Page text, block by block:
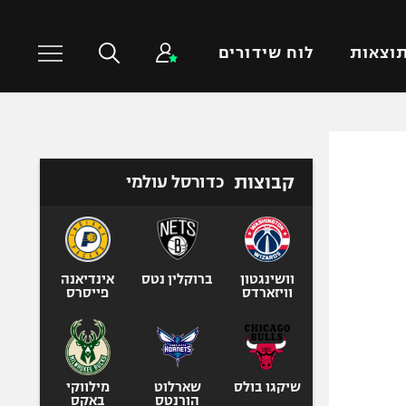
תוצאות לוח שידורים
טניס
כדורעף
אגרוף
ספורט אולימפי
קבוצות כדורסל עולמי
וושינגטון
וויזארדס
ברוקלין נטס
אינדיאנה
פייסרס
שיקגו בולס
שארלוט
הורנטס
מילווקי
באקס